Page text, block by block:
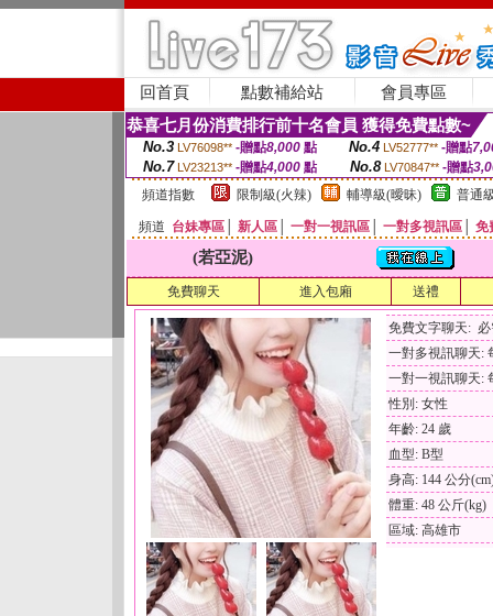
回首頁 點數補給站 會員專區
恭喜七月份消費排行前十名會員 獲得免費點數~
No.3 LV76098** -贈點8,000點 No.4 LV52777** -贈點
No.7 LV23213** -贈點4,000 點 No.8 LV70847** -贈點
頻道指數
限制級(火辣) 輔導級(曖昧) 普通
頻道 台妹專區 新人區 一對一視訊區 一對多視訊區 免
(若亞泥)
免費聊天 進入包廂 送禮
免費文字聊天:
一對多視訊聊天:
一對一視訊聊天:
性別: 女性
年齡: 24 歲
血型: B型
身高: 144 公分
體重: 48 公斤(kg)
區域: 高雄市